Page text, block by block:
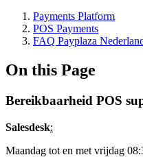
Payments Platform
POS Payments
FAQ Payplaza
On this Page
Bereikbaarheid POS
Salesdesk:
Maandag tot en met vrijdag